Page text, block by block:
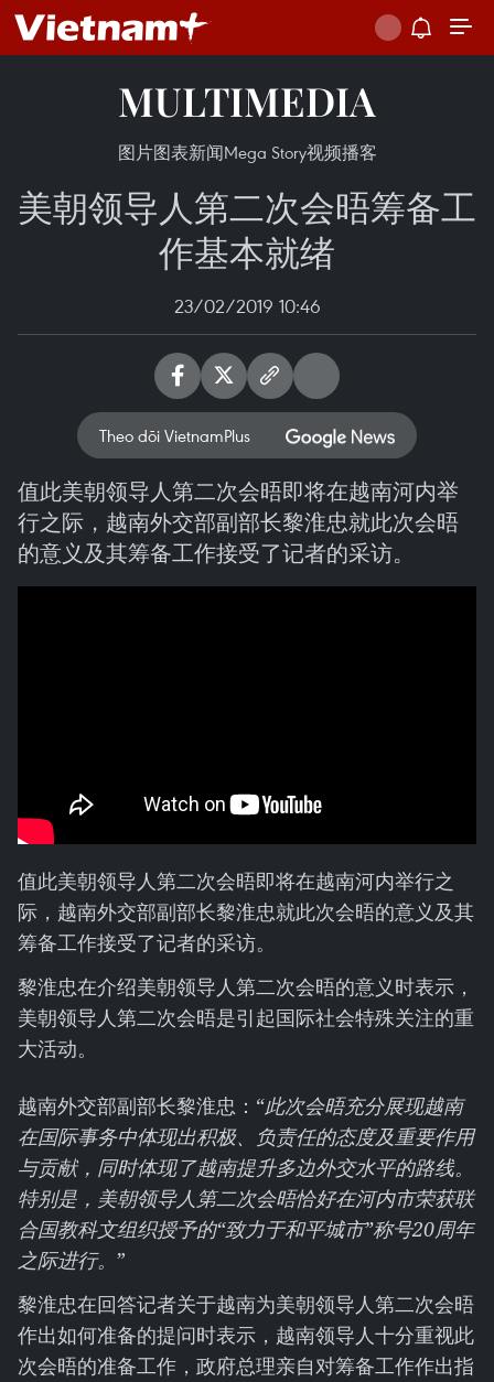
MULTIMEDIA
图片图表新闻Mega Story视频播客
美朝领导人第二次会晤筹备工
作基本就绪
23/02/2019 10:46
Theo dõi VietnamPlus
值此美朝领导人第二次会晤即将在越南河内举
行之际，越南外交部副部长黎淮忠就此次会晤
的意义及其筹备工作接受了记者的采访。
值此美朝领导人第二次会晤即将在越南河内举行之
际，越南外交部副部长黎淮忠就此次会晤的意义及其
筹备工作接受了记者的采访。
黎淮忠在介绍美朝领导人第二次会晤的意义时表示，
美朝领导人第二次会晤是引起国际社会特殊关注的重
大活动。
越南外交部副部长黎淮忠：“此次会晤充分展现越南
在国际事务中体现出积极、负责任的态度及重要作用
与贡献，同时体现了越南提升多边外交水平的路线。
特别是，美朝领导人第二次会晤恰好在河内市荣获联
合国教科文组织授予的“致力于和平城市”称号20周年
之际进行。 ”
黎淮忠在回答记者关于越南为美朝领导人第二次会晤
作出如何准备的提问时表示，越南领导人十分重视此
次会晤的准备工作，政府总理亲自对筹备工作作出指